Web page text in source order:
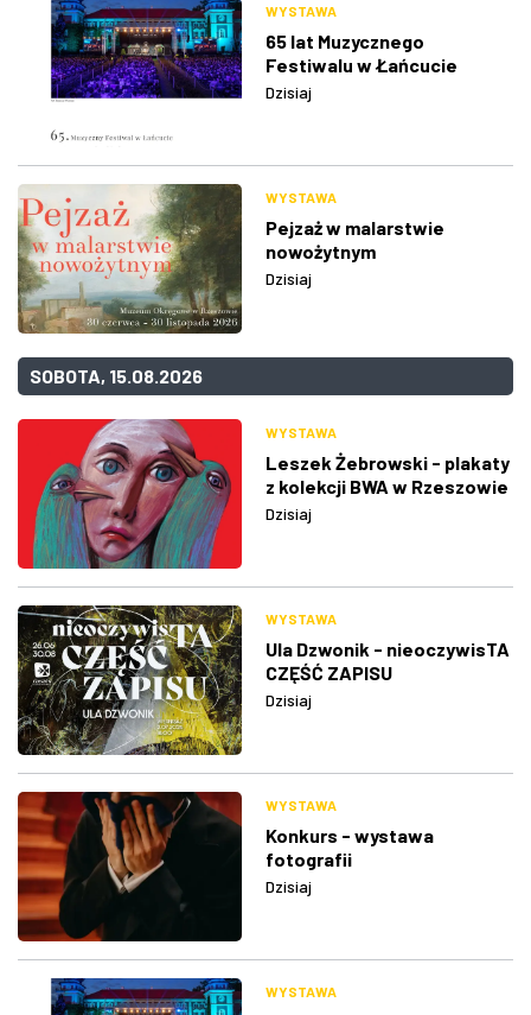
WYSTAWA
65 lat Muzycznego
Festiwalu w Łańcucie
Dzisiaj
WYSTAWA
Pejzaż w malarstwie
nowożytnym
Dzisiaj
SOBOTA, 15.08.2026
WYSTAWA
Leszek Żebrowski - plakaty
z kolekcji BWA w Rzeszowie
Dzisiaj
WYSTAWA
Ula Dzwonik - nieoczywisTA
CZĘŚĆ ZAPISU
Dzisiaj
WYSTAWA
Konkurs - wystawa
fotografii
Dzisiaj
WYSTAWA